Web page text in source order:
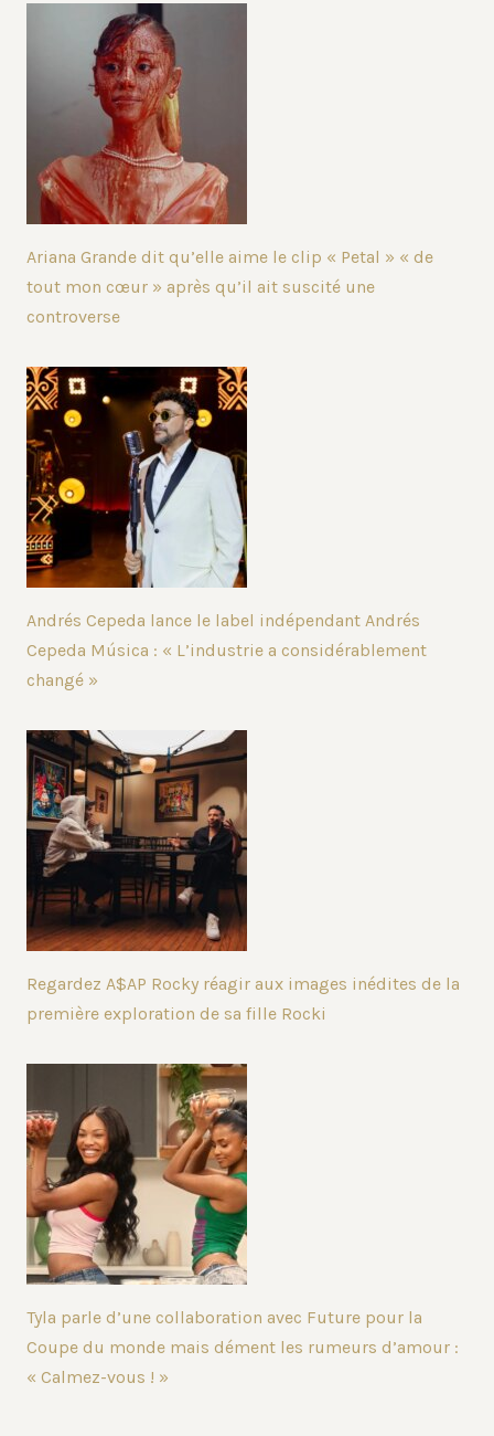
Ariana Grande dit qu’elle aime le clip « Petal » « de
tout mon cœur » après qu’il ait suscité une
controverse
Andrés Cepeda lance le label indépendant Andrés
Cepeda Música : « L’industrie a considérablement
changé »
Regardez A$AP Rocky réagir aux images inédites de la
première exploration de sa fille Rocki
Tyla parle d’une collaboration avec Future pour la
Coupe du monde mais dément les rumeurs d’amour :
« Calmez-vous ! »